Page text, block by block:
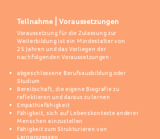
Teilnahme⎪Voraussetzungen
Voraussetzung für die Zulassung zur
Weiterbildung ist ein Mindestalter von
25 Jahren und das Vorliegen der
nachfolgenden Voraussetzungen:
abgeschlossene Berufsausbildung oder
Studium
Bereitschaft, die eigene Biografie zu
reflektieren und daraus zu lernen
Empathiefähigkeit
Fähigkeit, sich auf Lebenskontexte anderer
Menschen einzustellen
Fähigkeit zum Strukturieren von
Lernprozessen